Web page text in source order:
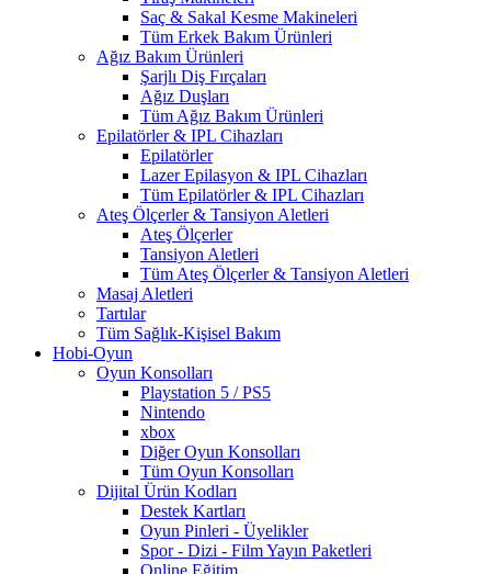
Saç & Sakal Kesme Makineleri
Tüm Erkek Bakım Ürünleri
Ağız Bakım Ürünleri
Şarjlı Diş Fırçaları
Ağız Duşları
Tüm Ağız Bakım Ürünleri
Epilatörler & IPL Cihazları
Epilatörler
Lazer Epilasyon & IPL Cihazları
Tüm Epilatörler & IPL Cihazları
Ateş Ölçerler & Tansiyon Aletleri
Ateş Ölçerler
Tansiyon Aletleri
Tüm Ateş Ölçerler & Tansiyon Aletleri
Masaj Aletleri
Tartılar
Tüm Sağlık-Kişisel Bakım
Hobi-Oyun
Oyun Konsolları
Playstation 5 / PS5
Nintendo
xbox
Diğer Oyun Konsolları
Tüm Oyun Konsolları
Dijital Ürün Kodları
Destek Kartları
Oyun Pinleri - Üyelikler
Spor - Dizi - Film Yayın Paketleri
Online Eğitim